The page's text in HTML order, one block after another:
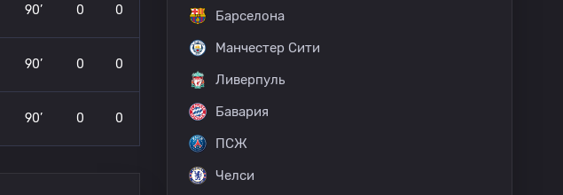
90’ 0 0
90’ 0 0
90’ 0 0
Барселона
Манчестер Сити
Ливерпуль
Бавария
ПСЖ
Челси